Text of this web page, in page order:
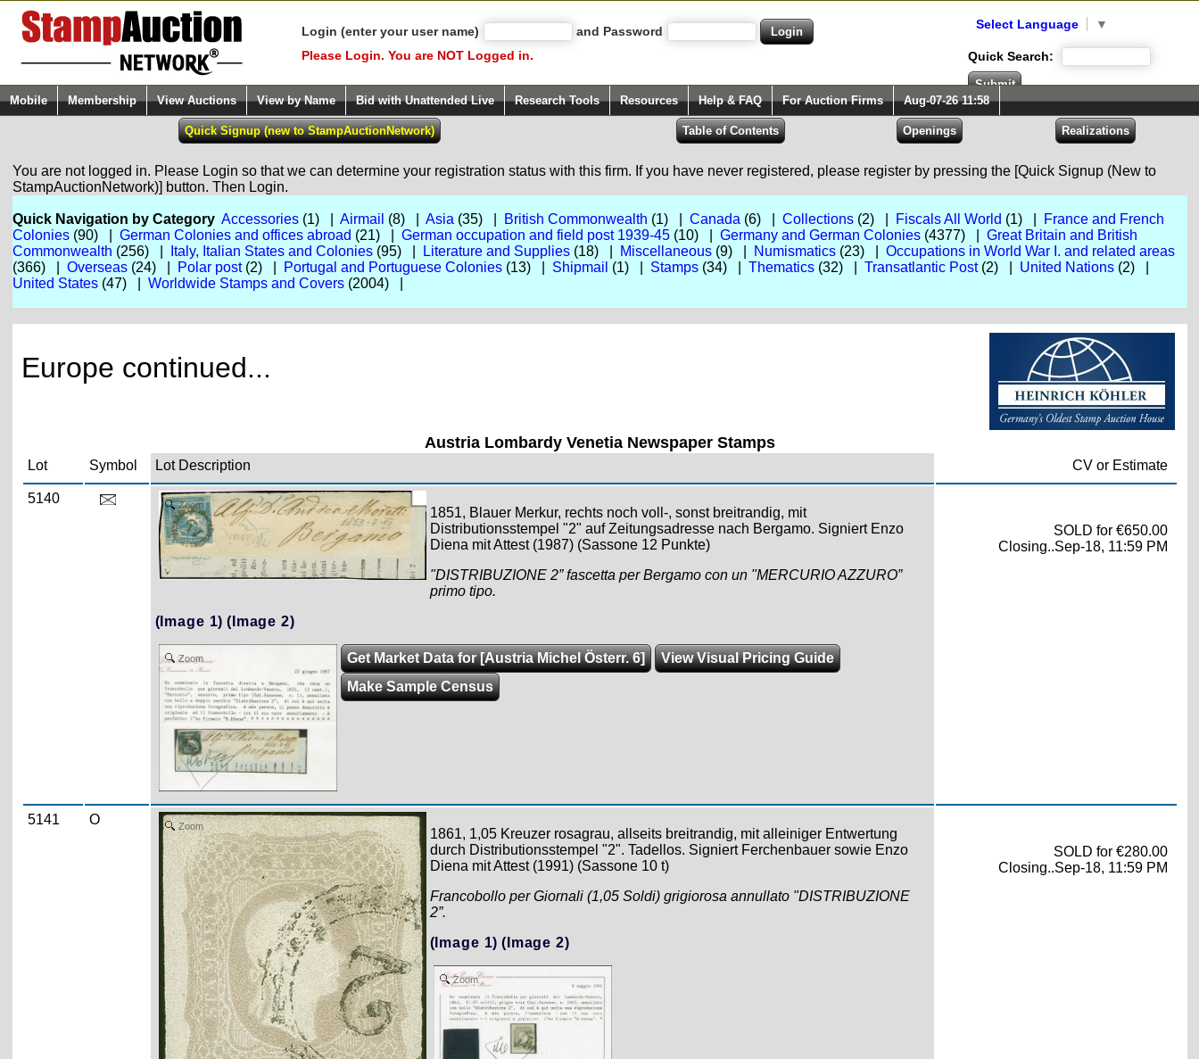
Login (enter your user name)
and Password
Please Login. You are NOT Logged in.
Select Language ▼
Quick Search:
Mobile Membership View Auctions View by Name Bid with Unattended Live Research Tools Resources Help & FAQ For Auction Firms Aug-07-26 11:58
You are not logged in. Please Login so that we can determine your registration status with this firm. If you have never registered, please register by pressing the [Quick Signup (New to
StampAuctionNetwork)] button. Then Login.
Quick Navigation by Category Accessories(1) | Airmail (8) | Asia (35) | British Commonwealth (1) | Canada (6) | Collections(2) | Fiscals All World (1) |
France and French
Colonies(90) | German Colonies and offices abroad (21) | German occupation and field post 1939-45(10) | Germany and German Colonies(4377) | Great Britain and British
Commonwealth (256) | Italy, Italian States and Colonies(95) | Literature and Supplies(18) | Miscellaneous(9) | Numismatics(23) | Occupations in World War I. and related areas
(366) | Overseas(24) | Polar post(2) | Portugal and Portuguese Colonies(13) | Shipmail (1) | Stamps(34) | Thematics(32) | Transatlantic Post(2) | United Nations(2) |
United States(47) | Worldwide Stamps and Covers(2004) |
Europe continued...
Austria Lombardy Venetia Newspaper Stamps
Lot Symbol Lot Description CV or Estimate
5140 Zoom
1851, Blauer Merkur, rechts noch voll-, sonst breitrandig, mit
Distributionsstempel "2" auf Zeitungsadresse nach Bergamo. Signiert Enzo
Diena mit Attest (1987) (Sassone 12 Punkte)
"DISTRIBUZIONE 2” fascetta per Bergamo con un "MERCURIO AZZURO”
primo tipo.
(Image 1) (Image 2)
Zoom Get Market Data for [Austria Michel Österr. 6]
View Visual Pricing Guide
Make Sample Census
SOLD for €650.00
Closing..Sep-18, 11:59 PM
5141 O Zoom
1861, 1,05 Kreuzer rosagrau, allseits breitrandig, mit alleiniger Entwertung
durch Distributionsstempel "2". Tadellos. Signiert Ferchenbauer sowie Enzo
Diena mit Attest (1991) (Sassone 10 t)
Francobollo per Giornali (1,05 Soldi) grigiorosa annullato "DISTRIBUZIONE
2”.
(Image 1) (Image 2)
Zoom
SOLD for €280.00
Closing..Sep-18, 11:59 PM